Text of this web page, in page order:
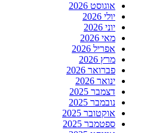
אוגוסט 2026
יולי 2026
יוני 2026
מאי 2026
אפריל 2026
מרץ 2026
פברואר 2026
ינואר 2026
דצמבר 2025
נובמבר 2025
אוקטובר 2025
ספטמבר 2025